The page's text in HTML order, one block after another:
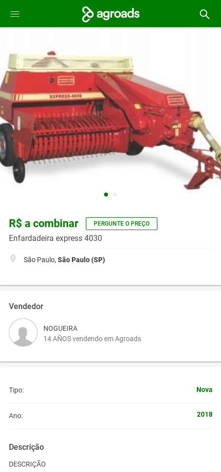
R$ a combinar PERGUNTE O PREÇO
Enfardadeira express 4030
São Paulo, São Paulo (SP)
Vendedor
NOGUEIRA
14 AÑOS vendendo em Agroads
Tipo: Nova
Ano: 2018
Descrição
DESCRIÇÃO